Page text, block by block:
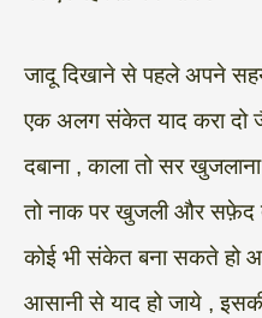
जादू दिखाने से पहले अपने
एक अलग संकेत याद करा दो
दबाना , काला तो सर
तो नाक पर खुजली और सफ़ेद
कोई भी संकेत बना सकते हो
आसानी से याद हो जाये ,